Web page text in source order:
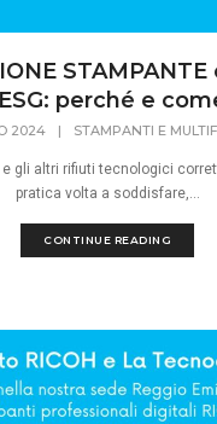
perché e
2024 | STAMPANTI E
gli altri rifiuti tecnologici
pratica volta a soddisfare,...
CONTINUE READING